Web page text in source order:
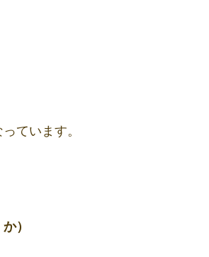
ています。
）